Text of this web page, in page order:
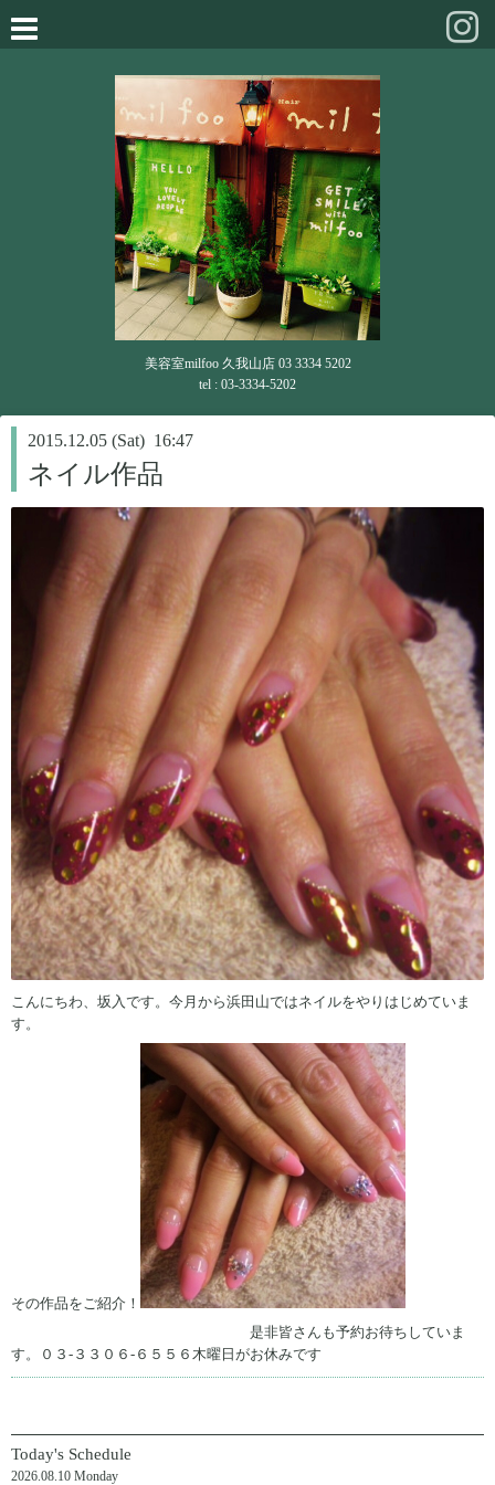
美容室milfoo 久我山店 03 3334 5202
tel : 03-3334-5202
2015.12.05 (Sat) 16:47
ネイル作品
こんにちわ、坂入です。今月から浜田山ではネイルをやりはじめていま
す。
その作品をご紹介！
是非皆さんも予約お待ちしていま
す。０３-３３０６-６５５６木曜日がお休みです
Today's Schedule
2026.08.10 Monday